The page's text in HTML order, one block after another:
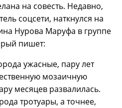
на совесть. Недавно,
соцсети, наткнулся на
Нурова Маруфа в группе
пишет:
ужасные, пару лет
мозаичную
месяцев развалилась.
тротуары, а точнее,